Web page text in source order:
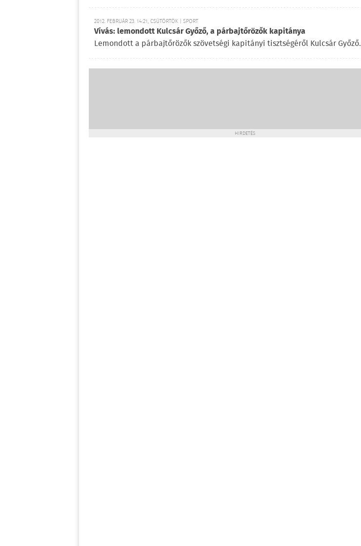
2012. FEBRUÁR 23. 14:21, CSÜTÖRTÖK | SPORT
Vívás: lemondott Kulcsár Győző, a párbajtőrözők kapitánya
Lemondott a párbajtőrözők szövetségi kapitányi tisztségéről Kulcsár Győző.
HIRDETÉS